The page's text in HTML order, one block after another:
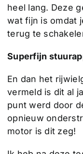
heel lang. Deze
wat fijn is omdat
terug te
Superfijn
En dan het
vermeld is dit al
punt werd door
opnieuw
motor is dit zeg!